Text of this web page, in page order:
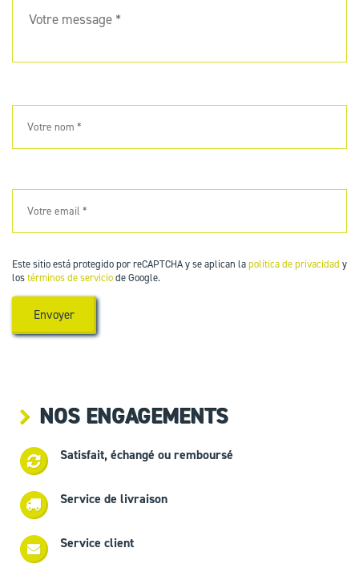
Este sitio está protegido por reCAPTCHA y se aplican lapolítica de privacidad y
lostérminos de serviciode Google.
NOS ENGAGEMENTS
Satisfait, échangé ou remboursé
Service de livraison
Service client